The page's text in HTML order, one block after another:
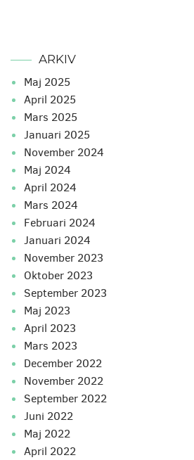
ARKIV
maj 2025
april 2025
mars 2025
januari 2025
november 2024
maj 2024
april 2024
mars 2024
februari 2024
januari 2024
november 2023
oktober 2023
september 2023
maj 2023
april 2023
mars 2023
december 2022
november 2022
september 2022
juni 2022
maj 2022
april 2022